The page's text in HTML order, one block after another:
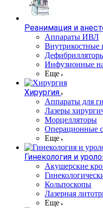
Реанимация и
Аппараты ИВЛ
Внутрикостные
Инфузионные
Еще
Хирургия
Аппараты для
Лазеры
Морцелляторы
Операционные
Еще
Гинекология и
Акушерские
Кольпоскопы
Лазерная
Еще